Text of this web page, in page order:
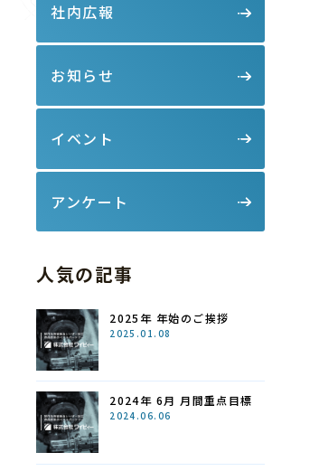
社内広報
お知らせ
イベント
アンケート
人気の記事
2025年 年始のご挨拶
2025.01.08
2024年 6月 月間重点目標
2024.06.06